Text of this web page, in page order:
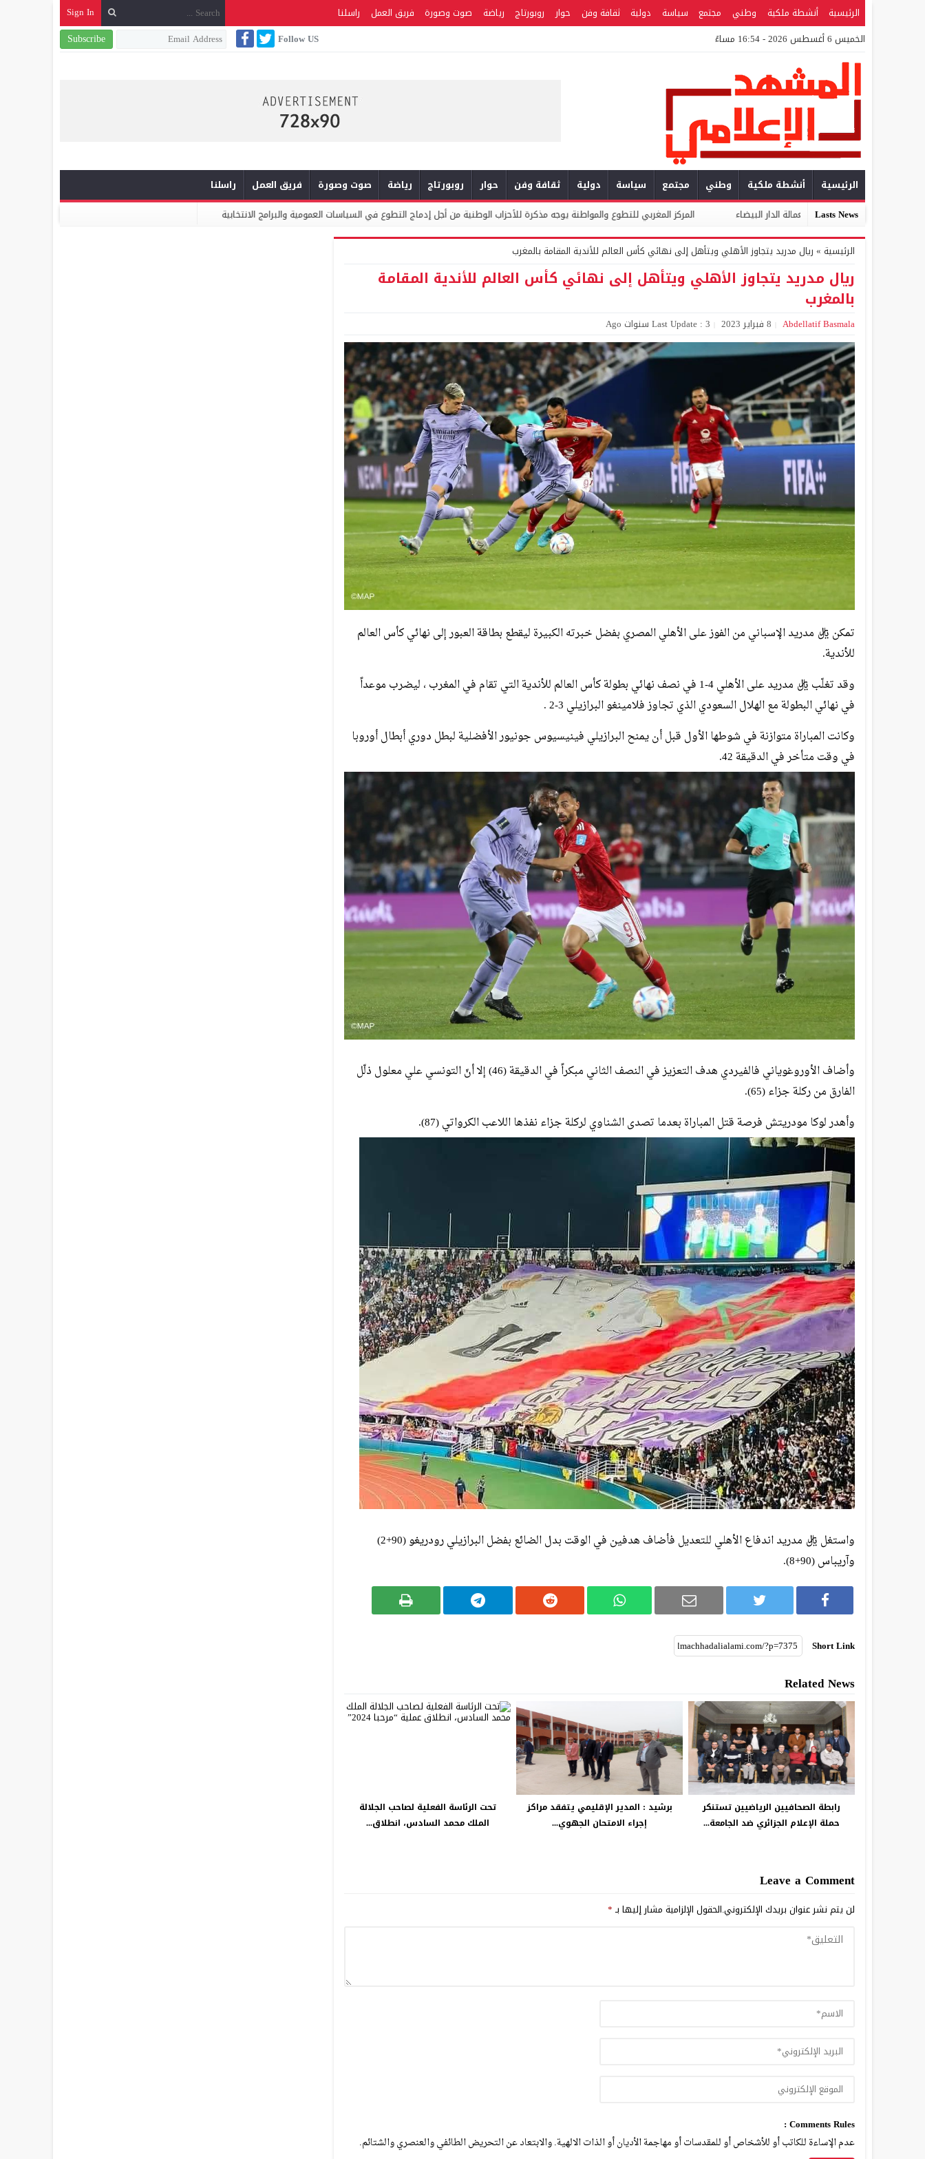
الرئيسية أنشطة ملكية وطني مجتمع سياسة دولية ثقافة وفن حوار روبورتاج رياضة صوت وصورة فريق العمل راسلنا
Sign In
الخميس 6 أغسطس 2026 - 16:54 مساءً
Subscribe Follow US
الرئيسية أنشطة ملكية وطني مجتمع سياسة دولية ثقافة وفن حوار روبورتاج رياضة صوت وصورة فريق العمل
راسلنا
Lasts Newsبعمالة الدار البيضاء المركز المغربي للتطوع والمواطنة يوجه مذكرة للأحزاب الوطنية من أجل إدماج التطوع في السياسات العمومية والبرامج الانتخابية ميكومار: الابتكار والشراكة أساس الارتقاء بخدمات النظافة الحضرية
الرئيسية » ريال مدريد يتجاوز الأهلي ويتأهل إلى نهائي كأس العالم للأندية المقامة بالمغرب
ريال مدريد يتجاوز الأهلي ويتأهل إلى نهائي كأس العالم للأندية المقامة
بالمغرب
Abdellatif Basmala 8 فبراير 2023 Last Update : 3 سنوات Ago
تمكن ريال مدريد الإسباني من الفوز على الأهلي المصري بفضل خبرته الكبيرة ليقطع بطاقة العبور إلى نهائي كأس العالم
للأندية.
وقد تغلّب ريال مدريد على الأهلي 4-1 في نصف نهائي بطولة كأس العالم للأندية التي تقام في المغرب ، ليضرب موعداً
في نهائي البطولة مع الهلال السعودي الذي تجاوز فلامينغو البرازيلي 3-2 .
وكانت المباراة متوازنة في شوطها الأول قبل أن يمنح البرازيلي فينيسيوس جونيور الأفضلية لبطل دوري أبطال أوروبا
في وقت متأخر في الدقيقة 42.
وأضاف الأوروغوياني فالفيردي هدف التعزيز في النصف الثاني مبكراً في الدقيقة (46) إلا أنّ التونسي علي معلول ذلّل
الفارق من ركلة جزاء (65).
وأهدر لوكا مودريتش فرصة قتل المباراة بعدما تصدى الشناوي لركلة جزاء نفذها اللاعب الكرواتي (87).
واستغل ريال مدريد اندفاع الأهلي للتعديل فأضاف هدفين في الوقت بدل الضائع بفضل البرازيلي رودريغو (90+2)
وآريباس (90+8).
Short Link
Related News
رابطة الصحافيين الرياضيين تستنكر
حملة الإعلام الجزائري ضد الجامعة...
برشيد : المدير الإقليمي يتفقد مراكز
إجراء الامتحان الجهوي...
تحت الرئاسة الفعلية لصاحب الجلالة
الملك محمد السادس، انطلاق...
Leave a Comment
لن يتم نشر عنوان بريدك الإلكتروني.الحقول الإلزامية مشار إليها بـ*
Comments Rules :
عدم الإساءة للكاتب أو للأشخاص أو للمقدسات أو مهاجمة الأديان أو الذات الالهية. والابتعاد عن التحريض الطائفي والعنصري والشتائم.